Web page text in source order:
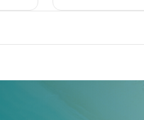
čierneho! ​Čo